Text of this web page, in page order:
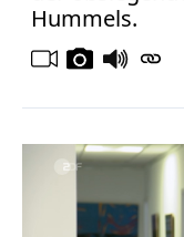
Hummels.